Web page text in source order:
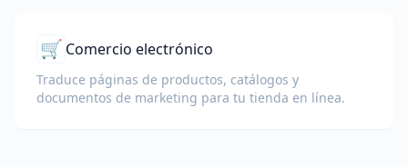
🛒 Comercio electrónico
Traduce páginas de productos, catálogos y
documentos de marketing para tu tienda en línea.